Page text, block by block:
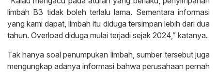
limbah B3 tidak boleh terlalu lama. Sementara informasi
yang kami dapat, limbah itu diduga tersimpan lebih dari dua
tahun. Overload diduga mulai terjadi sejak 2024,” katanya.
Tak hanya soal penumpukan limbah, sumber tersebut juga
mengungkap adanya informasi bahwa perusahaan pernah